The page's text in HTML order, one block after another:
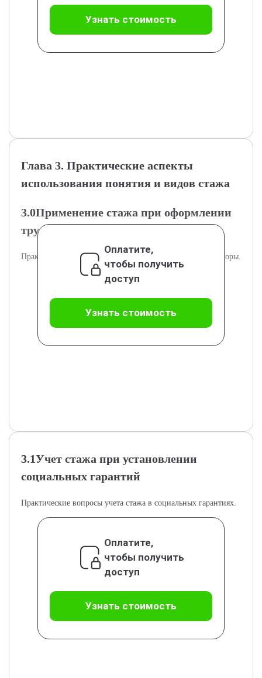
Узнать стоимость
Глава 3. Практические аспекты
использования понятия и видов стажа
3.0Применение стажа при оформлении
трудовых отношений
Практические примеры влияния стажа на трудовые договоры.
Оплатите,
чтобы получить
доступ
Узнать стоимость
3.1Учет стажа при установлении
социальных гарантий
Практические вопросы учета стажа в социальных гарантиях.
Оплатите,
чтобы получить
доступ
Узнать стоимость